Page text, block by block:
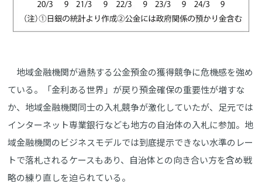
地域金融機関が過熱する公金預金の獲得競争に危機感を強め
ている。「金利ある世界」が戻り預金確保の重要性が増すな
か、地域金融機関同士の入札競争が激化していたが、足元では
インターネット専業銀行なども地方の自治体の入札に参加。地
域金融機関のビジネスモデルでは到底提示できない水準のレー
トで落札されるケースもあり、自治体との向き合い方を含め戦
略の練り直しを迫られている。